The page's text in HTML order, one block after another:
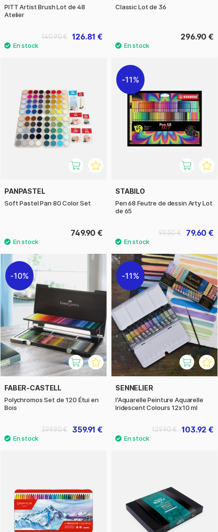
PITT Artist Brush Lot de 48
Atelier
126.81 €
140.90 €
Classic Lot de 36
296.90 €
PANPASTEL
Soft Pastel Pan 80 Color Set
749.90 €
11%
STABILO
Pen 68 Feutre de dessin Arty Lot
de 65
79.60 €
99.50 €
10%
FABER-CASTELL
Polychromos Set de 120 Étui en
Bois
359.91 €
399.90 €
11%
SENNELIER
l'Aquarelle Peinture Aquarelle
Iridescent Colours 12x10 ml
103.92 €
129.90 €